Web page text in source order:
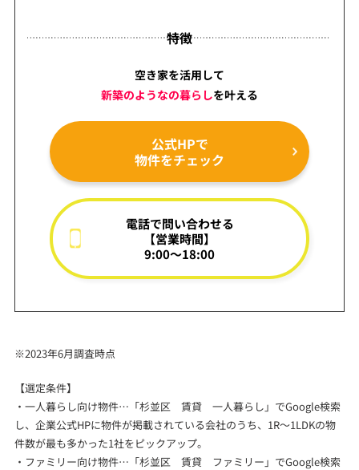
特徴
空き家を活用して
新築のようなの暮らしを叶える
公式HPで
物件をチェック
電話で問い合わせる
【営業時間】
9:00～18:00
※2023年6月調査時点
【選定条件】
・一人暮らし向け物件…「杉並区 賃貸 一人暮らし」でGoogle検索
し、企業公式HPに物件が掲載されている会社のうち、1R～1LDKの物
件数が最も多かった1社をピックアップ。
・ファミリー向け物件…「杉並区 賃貸 ファミリー」でGoogle検索